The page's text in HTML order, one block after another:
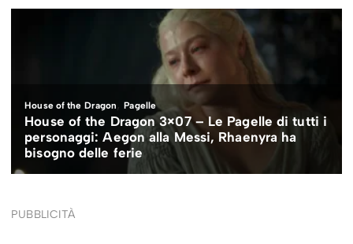
PUBBLICITÀ